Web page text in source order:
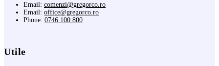
Email: comenzi@gregorco.ro
Email: office@gregorco.ro
Phone: 0746 100 800
Utile